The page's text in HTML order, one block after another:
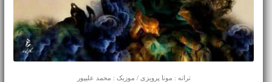
ترانه : مونا پرویزی / موزیک : محمد علیپور